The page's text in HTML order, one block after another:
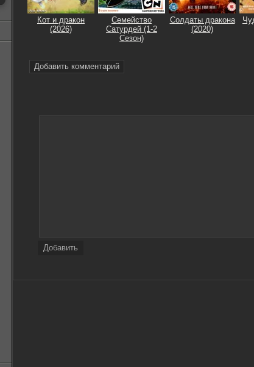
Кот и дракон
(2026)
Семейство
Сатурдей (1-2
Сезон)
Солдаты дракона
(2020)
Добавить комментарий
Добавить